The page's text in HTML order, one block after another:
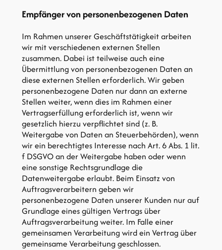
Empfänger von personenbezogenen Daten
Im Rahmen unserer Geschäftstätigkeit arbeiten
wir mit verschiedenen externen Stellen
zusammen. Dabei ist teilweise auch eine
Übermittlung von personenbezogenen Daten an
diese externen Stellen erforderlich. Wir geben
personenbezogene Daten nur dann an externe
Stellen weiter, wenn dies im Rahmen einer
Vertragserfüllung erforderlich ist, wenn wir
gesetzlich hierzu verpflichtet sind (z. B.
Weitergabe von Daten an Steuerbehörden), wenn
wir ein berechtigtes Interesse nach Art. 6 Abs. 1 lit.
f DSGVO an der Weitergabe haben oder wenn
eine sonstige Rechtsgrundlage die
Datenweitergabe erlaubt. Beim Einsatz von
Auftragsverarbeitern geben wir
personenbezogene Daten unserer Kunden nur auf
Grundlage eines gültigen Vertrags über
Auftragsverarbeitung weiter. Im Falle einer
gemeinsamen Verarbeitung wird ein Vertrag über
gemeinsame Verarbeitung geschlossen.